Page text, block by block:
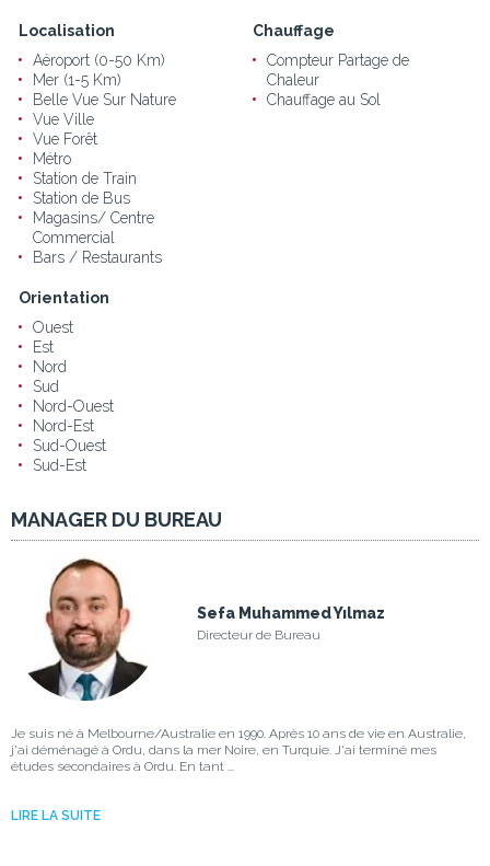
Localisation
Aéroport (0-50 Km)
Mer (1-5 Km)
Belle Vue Sur Nature
Vue Ville
Vue Forêt
Métro
Station de Train
Station de Bus
Magasins/ Centre
Commercial
Bars / Restaurants
Chauffage
Compteur Partage de
Chaleur
Chauffage au Sol
Orientation
Ouest
Est
Nord
Sud
Nord-Ouest
Nord-Est
Sud-Ouest
Sud-Est
MANAGER DU BUREAU
Sefa Muhammed Yılmaz
Directeur de Bureau
Je suis né à Melbourne/Australie en 1990. Après 10 ans de vie en Australie,
j'ai déménagé à Ordu, dans la mer Noire, en Turquie. J'ai terminé mes
études secondaires à Ordu. En tant ...
LIRE LA SUITE